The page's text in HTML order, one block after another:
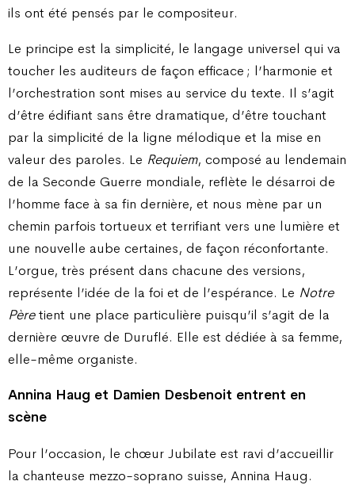
ils ont été pensés par le compositeur.
Le principe est la simplicité, le langage universel qui va
toucher les auditeurs de façon efficace ; l’harmonie et
l’orchestration sont mises au service du texte. Il s’agit
d’être édifiant sans être dramatique, d’être touchant
par la simplicité de la ligne mélodique et la mise en
valeur des paroles. Le Requiem, composé au lendemain
de la Seconde Guerre mondiale, reflète le désarroi de
l’homme face à sa fin dernière, et nous mène par un
chemin parfois tortueux et terrifiant vers une lumière et
une nouvelle aube certaines, de façon réconfortante.
L’orgue, très présent dans chacune des versions,
représente l’idée de la foi et de l’espérance. Le Notre
Pèretient une place particulière puisqu’il s’agit de la
dernière œuvre de Duruflé. Elle est dédiée à sa femme,
elle-même organiste.
Annina Haug et Damien Desbenoit entrent en
scène
Pour l’occasion, le chœur Jubilate est ravi d’accueillir
la chanteuse mezzo-soprano suisse, Annina Haug.